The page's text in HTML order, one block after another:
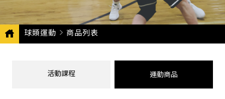
球類運動 CURRENT:
商品列表
活動課程 運動商品